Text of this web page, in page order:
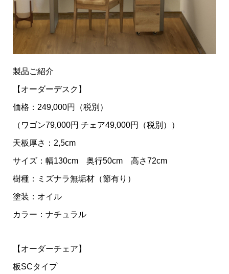
製品ご紹介
【オーダーデスク】
価格：249,000円（税別）
（ワゴン79,000円 チェア49,000円（税別））
天板厚さ：2,5cm
サイズ：幅130cm 奥行50cm 高さ72cm
樹種：ミズナラ無垢材（節有り）
塗装：オイル
カラー：ナチュラル
【オーダーチェア】
板SCタイプ